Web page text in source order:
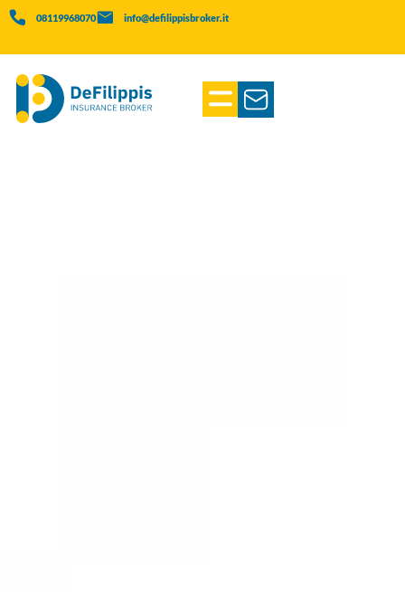
08119968070 info@defilippisbroker.it